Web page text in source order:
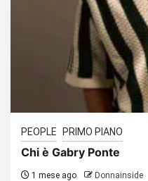
PEOPLE PRIMO PIANO
Chi è Gabry Ponte
1 mese ago Donnainside